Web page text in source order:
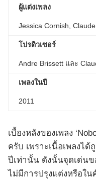
ผู้แต่งเพลง
Jessica Cornish,
โปรดิวเซอร์
​​Andre Brissett และ
เพลงในปี
2011
เบื้องหลังของเพลง
ครับ เพราะเนื้อเพลงไ
ปีเท่านั้น ดังนั้นจุดเด่นข
ไม่มีการปรุงแต่งหรือใน